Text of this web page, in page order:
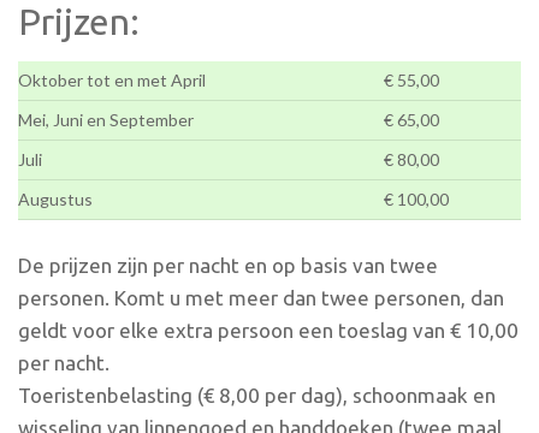
Prijzen:
Oktober tot en met April
€ 55,00
Mei, Juni en September
€ 65,00
Juli
€ 80,00
Augustus
€ 100,00
De prijzen zijn per nacht en op basis van twee
personen. Komt u met meer dan twee personen, dan
geldt voor elke extra persoon een toeslag van € 10,00
per nacht.
Toeristenbelasting (€ 8,00 per dag), schoonmaak en
wisseling van linnengoed en handdoeken (twee maal